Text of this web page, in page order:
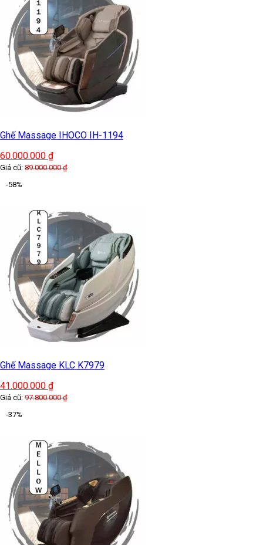
Ghế Massage IHOCO IH-1194
60.000.000 ₫
Giá cũ: 89.000.000₫
-58%
Ghế Massage KLC K7979
41.000.000 ₫
Giá cũ: 97.800.000₫
-37%